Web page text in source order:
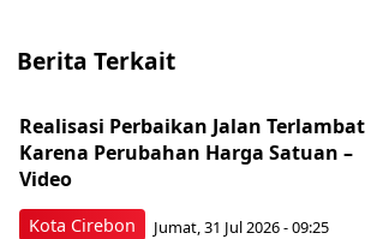
Berita Terkait
Kota Cirebon
Realisasi Perbaikan Jalan Terlambat
Karena Perubahan Harga Satuan –
Video
Jumat, 31 Jul 2026 - 09:25